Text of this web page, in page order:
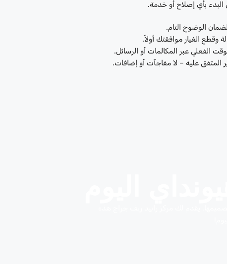
البدء بأي إصلاح أو خدمة.
الوضوح التام.
وقطع الغيار موافقتك أولاً.
الفعلي عبر المكالمات أو الرسائل.
المتفق عليه – لا مفاجآت أو إضافات.